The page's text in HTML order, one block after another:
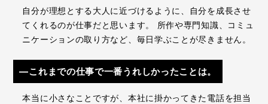
自分が理想とする大人に近づけるように、自分を成長させ
てくれるのが仕事だと思います。 所作や専門知識、コミュ
ニケーションの取り方など、毎日学ぶことが尽きません。
―これまでの仕事で一番うれしかったことは。
本当に小さなことですが、本社に掛かってきた電話を担当